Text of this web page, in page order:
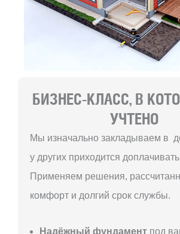
БИЗНЕС-КЛАСС, В
УЧТЕНО
Мы изначально закладываем в
у других приходится
Применяем решения,
комфорт и долгий срок службы.
Надёжный фундамент под